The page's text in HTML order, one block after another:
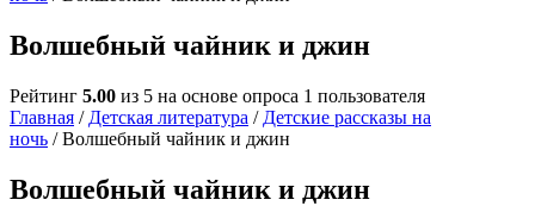
Волшебный чайник и джин
Рейтинг 5.00 из 5 на основе опроса 1 пользователя
Главная / Детская литература / Детские рассказы на
ночь / Волшебный чайник и джин
Волшебный чайник и джин